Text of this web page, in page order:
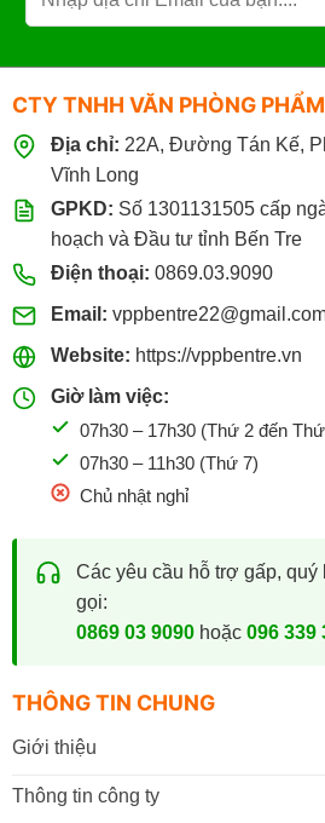
CTY TNHH VĂN PHÒNG
Địa chỉ: 22A, Đường Tán Kế,
Vĩnh Long
GPKD: Số 1301131505 cấp
hoạch và Đầu tư tỉnh Bến Tre
Điện thoại: 0869.03.9090
Email:
Website: https://vppbentre.vn
Giờ làm việc:
07h30 – 17h30 (Thứ 2 đến
07h30 – 11h30 (Thứ 7)
Chủ nhật nghỉ
Các yêu cầu hỗ trợ gấp, quý
gọi:
0869 03 9090hoặc 096 339
THÔNG TIN CHUNG
Giới thiệu
Thông tin công ty